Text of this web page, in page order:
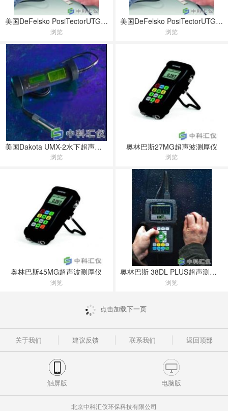
美国DeFelsko PosiTectorUTG系列超声波测厚仪
浏览
美国DeFelsko PosiTectorUTG系列超声波测厚仪
浏览
美国Dakota UMX-2水下超声波测厚仪
浏览
奥林巴斯27MG超声波测厚仪
浏览
奥林巴斯45MG超声波测厚仪
浏览
奥林巴斯 38DL PLUS超声测厚仪
浏览
点击加载下一页
关于我们 建议反馈 联系我们 返回顶部
触屏版 电脑版
北京中科汇仪环保科技有限公司